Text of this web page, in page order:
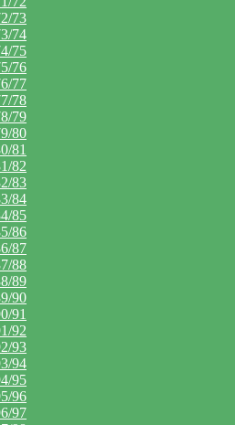
73
74
75
76
77
78
79
80
81
82
83
84
85
86
87
88
89
90
91
92
93
94
95
96
97